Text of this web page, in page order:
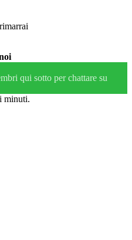
qui sotto per chattare su
minuti.